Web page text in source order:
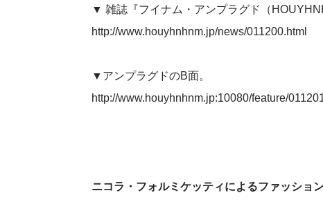
▼ 雑誌『フイナム・アンプラグド（
http://www.houyhnhnm.jp/news/011200.html
▼アンプラグドのB面。
http://www.houyhnhnm.jp:10080/feature/
ニコラ・フォルミケッティによるファッショ